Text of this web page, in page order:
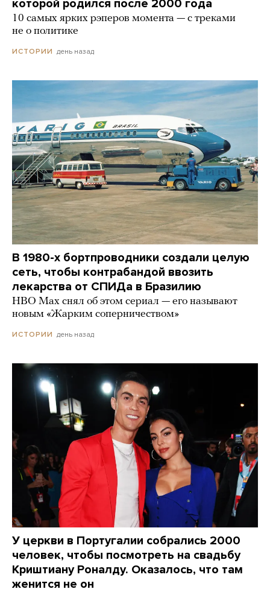
которой родился после 2000 года
10 самых ярких рэперов момента — с треками
не о политике
ИСТОРИИ день назад
В 1980-х бортпроводники создали целую
сеть, чтобы контрабандой ввозить
лекарства от СПИДа в Бразилию
HBO Max снял об этом сериал — его называют
новым «Жарким соперничеством»
ИСТОРИИ день назад
У церкви в Португалии собрались 2000
человек, чтобы посмотреть на свадьбу
Криштиану Роналду. Оказалось, что там
женится не он